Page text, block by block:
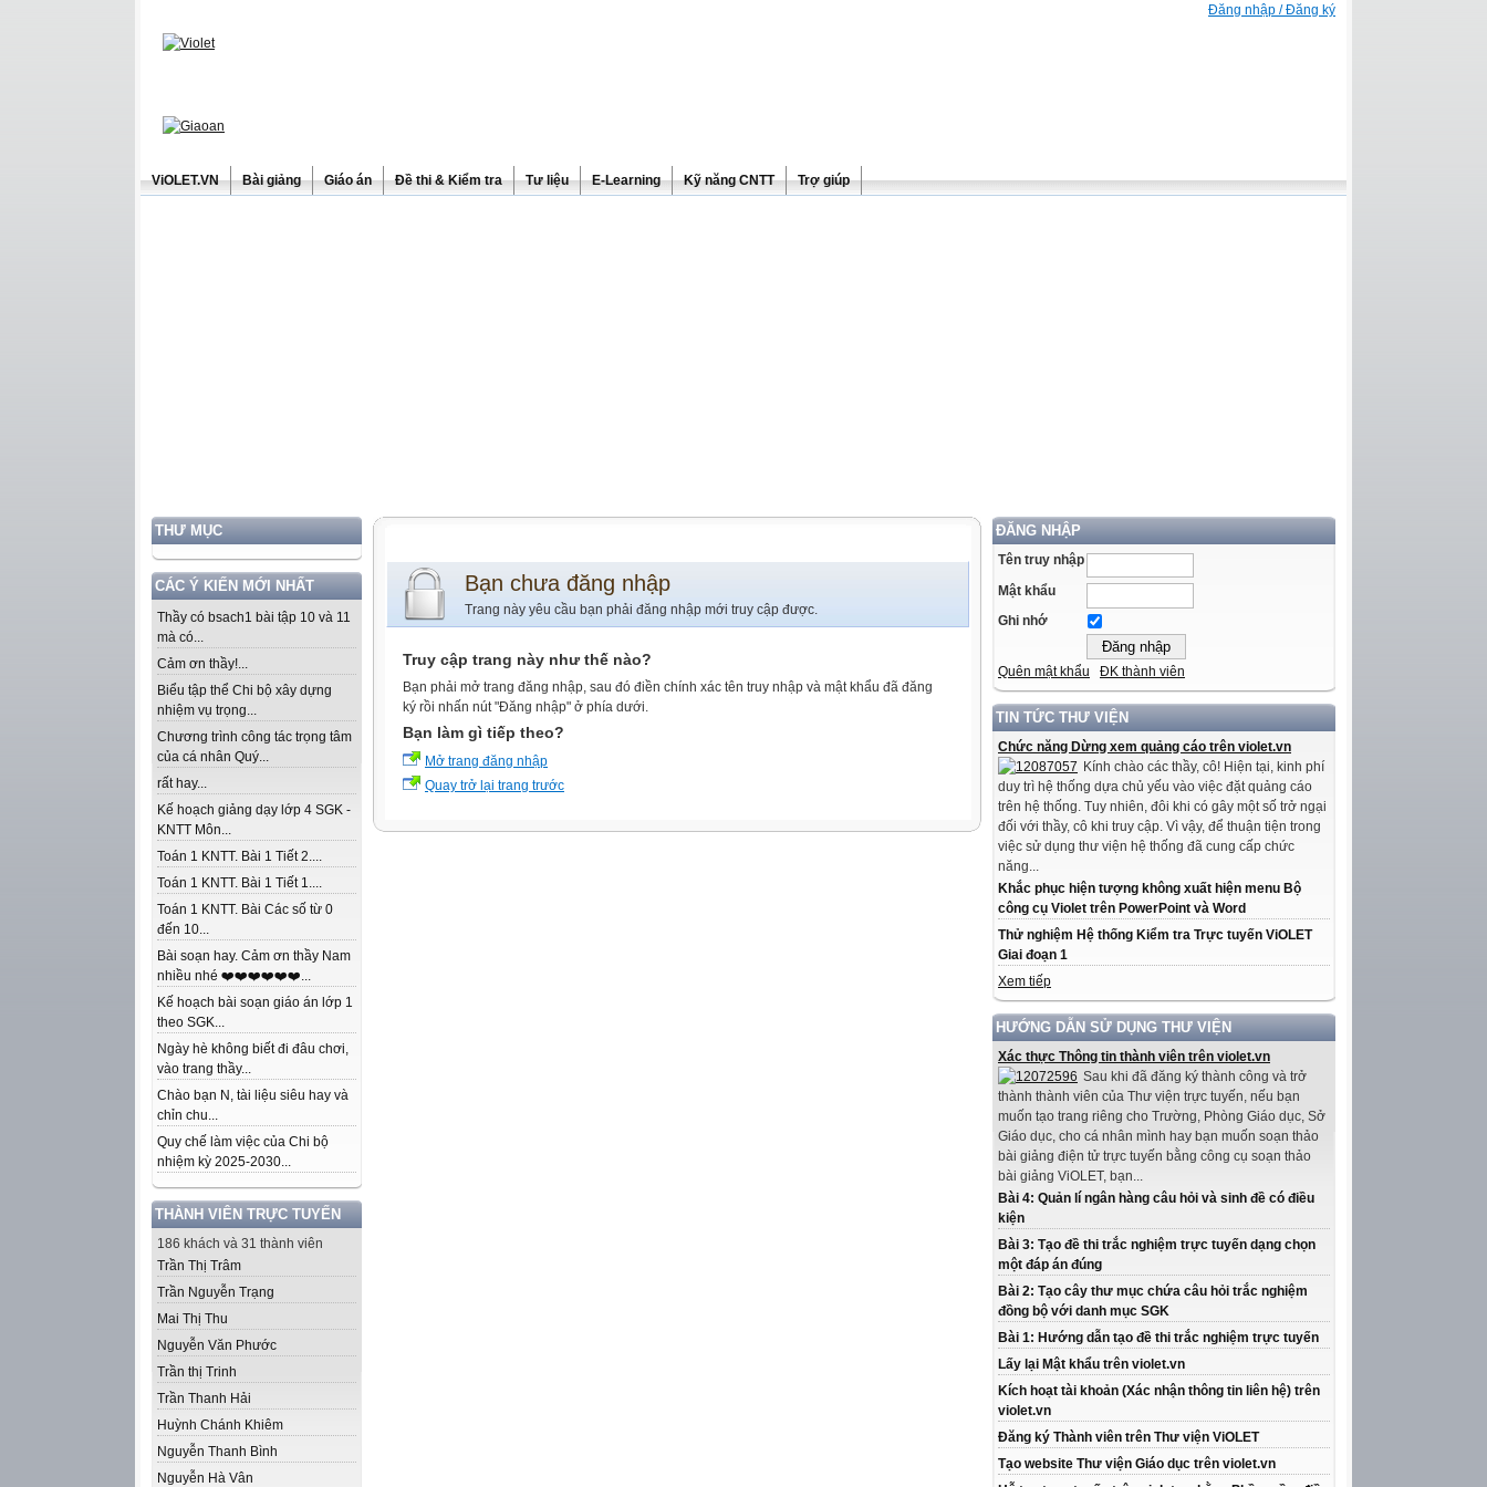
Đăng nhập / Đăng ký
ViOLET.VN Bài giảng Giáo án Đề thi & Kiểm tra Tư liệu E-Learning Kỹ năng CNTT Trợ giúp
THƯ MỤC
CÁC Ý KIẾN MỚI NHẤT
Thầy có bsach1 bài tập 10 và 11
mà có...
Cảm ơn thầy!...
Biểu tập thể Chi bộ xây dựng
nhiệm vụ trọng...
Chương trình công tác trọng tâm
của cá nhân Quý...
rất hay...
Kế hoạch giảng dạy lớp 4 SGK -
KNTT Môn...
Toán 1 KNTT. Bài 1 Tiết 2....
Toán 1 KNTT. Bài 1 Tiết 1....
Toán 1 KNTT. Bài Các số từ 0
đến 10...
Bài soạn hay. Cảm ơn thầy Nam
nhiều nhé ❤️❤️❤️❤️❤️❤️...
Kế hoạch bài soạn giáo án lớp 1
theo SGK...
Ngày hè không biết đi đâu chơi,
vào trang thầy...
Chào bạn N, tài liệu siêu hay và
chỉn chu...
Quy chế làm việc của Chi bộ
nhiệm kỳ 2025-2030...
THÀNH VIÊN TRỰC TUYẾN
186 khách và 31 thành viên
Trần Thị Trâm
Trần Nguyễn Trạng
Mai Thị Thu
Nguyễn Văn Phước
Trần thị Trinh
Trần Thanh Hải
Huỳnh Chánh Khiêm
Nguyễn Thanh Bình
Nguyễn Hà Vân
ĐĂNG NHẬP
Tên truy nhập
Mật khẩu
Ghi nhớ
Quên mật khẩu ĐK thành viên
TIN TỨC THƯ VIỆN
Chức năng Dừng xem quảng cáo trên violet.vn
Kính chào các thầy, cô! Hiện tại, kinh phí
duy trì hệ thống dựa chủ yếu vào việc đặt quảng cáo
trên hệ thống. Tuy nhiên, đôi khi có gây một số trở ngại
đối với thầy, cô khi truy cập. Vì vậy, để thuận tiện trong
việc sử dụng thư viện hệ thống đã cung cấp chức
năng...
Khắc phục hiện tượng không xuất hiện menu Bộ
công cụ Violet trên PowerPoint và Word
Thử nghiệm Hệ thống Kiểm tra Trực tuyến ViOLET
Giai đoạn 1
Xem tiếp
HƯỚNG DẪN SỬ DỤNG THƯ VIỆN
Xác thực Thông tin thành viên trên violet.vn
Sau khi đã đăng ký thành công và trở
thành thành viên của Thư viện trực tuyến, nếu bạn
muốn tạo trang riêng cho Trường, Phòng Giáo dục, Sở
Giáo dục, cho cá nhân mình hay bạn muốn soạn thảo
bài giảng điện tử trực tuyến bằng công cụ soạn thảo
bài giảng ViOLET, bạn...
Bài 4: Quản lí ngân hàng câu hỏi và sinh đề có điều
kiện
Bài 3: Tạo đề thi trắc nghiệm trực tuyến dạng chọn
một đáp án đúng
Bài 2: Tạo cây thư mục chứa câu hỏi trắc nghiệm
đồng bộ với danh mục SGK
Bài 1: Hướng dẫn tạo đề thi trắc nghiệm trực tuyến
Lấy lại Mật khẩu trên violet.vn
Kích hoạt tài khoản (Xác nhận thông tin liên hệ) trên
violet.vn
Đăng ký Thành viên trên Thư viện ViOLET
Tạo website Thư viện Giáo dục trên violet.vn
Bạn chưa đăng nhập
Trang này yêu cầu bạn phải đăng nhập mới truy cập được.
Truy cập trang này như thế nào?
Bạn phải mở trang đăng nhập, sau đó điền chính xác tên truy nhập và mật khẩu đã đăng
ký rồi nhấn nút "Đăng nhập" ở phía dưới.
Bạn làm gì tiếp theo?
Mở trang đăng nhập
Quay trở lại trang trước